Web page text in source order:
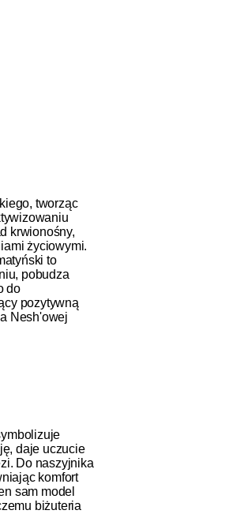
tworząc
krwionośny,
życiowymi.
to
pobudza
do
pozytywną
Nesh'owej
daje uczucie
Do naszyjnika
komfort
sam model
biżuteria